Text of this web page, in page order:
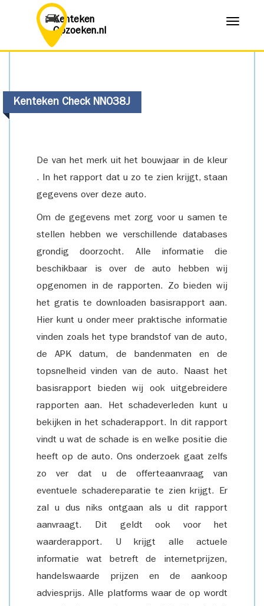
Kenteken
Opzoeken.nl
Menu
Kenteken Check NN038J
De van het merk uit het bouwjaar in de kleur
. In het rapport dat u zo te zien krijgt, staan
gegevens over deze auto.
Om de gegevens met zorg voor u samen te
stellen hebben we verschillende databases
grondig doorzocht. Alle informatie die
beschikbaar is over de auto hebben wij
opgenomen in de rapporten. Zo bieden wij
het gratis te downloaden basisrapport aan.
Hier kunt u onder meer praktische informatie
vinden zoals het type brandstof van de auto,
de APK datum, de bandenmaten en de
topsnelheid vinden van de auto. Naast het
basisrapport bieden wij ook uitgebreidere
rapporten aan. Het schadeverleden kunt u
bekijken in het schaderapport. In dit rapport
vindt u wat de schade is en welke positie die
heeft op de auto. Ons onderzoek gaat zelfs
zo ver dat u de offerteaanvraag van
eventuele schadereparatie te zien krijgt. Er
zal u dus niks ontgaan als u dit rapport
aanvraagt. Dit geldt ook voor het
waarderapport. U krijgt alle actuele
informatie wat betreft de internetprijzen,
handelswaarde prijzen en de aankoop
adviesprijs. Alle platforms waar de op wordt